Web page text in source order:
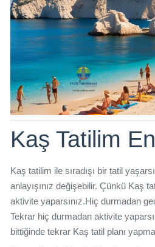
Kaş Tatilim
Kaş tatilim ile sıradışı bir tatil
anlayışınız değişebilir. Çünkü Kaş
aktivite yaparsınız.Hiç durmadan
Tekrar hiç durmadan aktivite
bittiğinde tekrar Kaş tatil planı